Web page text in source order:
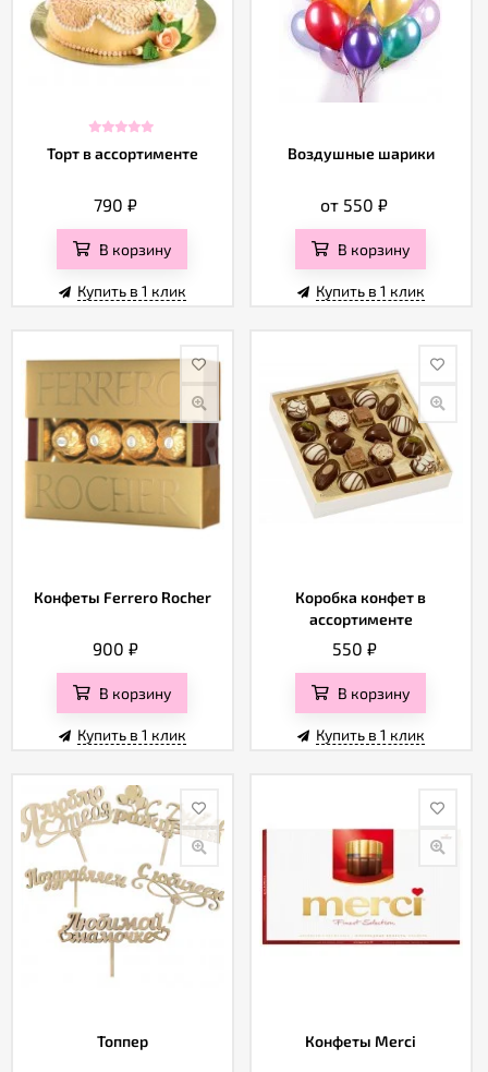
Торт в ассортименте
790₽
В корзину
Купить в 1 клик
Воздушные шарики
от 550₽
В корзину
Купить в 1 клик
Конфеты Ferrero Rocher
900₽
В корзину
Купить в 1 клик
Коробка конфет в
ассортименте
550 ₽
В корзину
Купить в 1 клик
Топпер Конфеты Merci